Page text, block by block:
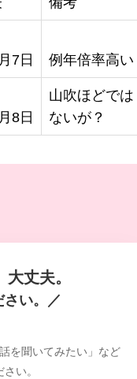
7日 例年倍率高い
8日
山吹ほどでは
ないが？
丈夫。
さい。／
を聞いてみたい」など
い。